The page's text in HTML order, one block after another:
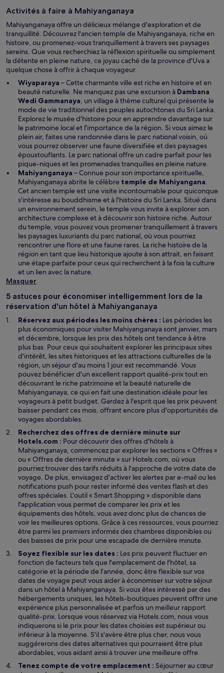
n
ê
t
r
e
n
n
o
u
v
e
l
l
e
f
e
n
ê
t
r
e
Activités à faire à Mahiyanganaya
Mahiyanganaya offre un délicieux mélange d'exploration et de
tranquillité. Découvrez l'ancien temple de Mahiyanganaya, riche en
histoire, ou promenez-vous tranquillement à travers ses paysages
sereins. Que vous recherchiez la réflexion spirituelle ou simplement
la détente en pleine nature, ce joyau caché de la province d'Uva a
quelque chose à offrir à chaque voyageur.
Wiyaparaya – Cette charmante ville est riche en histoire et en
beauté naturelle. Ne manquez pas une excursion à Dambana
Wedi Gammanaya, un village à thème culturel qui présente le
mode de vie traditionnel des peuples autochtones du Sri Lanka.
Explorez le musée d'histoire pour en apprendre davantage sur
le patrimoine local et l'importance de la région. Si vous aimez le
plein air, faites une randonnée dans le parc national voisin, où
vous pourrez observer une faune diversifiée et des paysages
époustouflants. Le parc national offre un cadre parfait pour les
pique-niques et les promenades tranquilles en pleine nature.
Mahiyanganaya – Connue pour son importance spirituelle,
Mahiyanganaya abrite le célèbre temple de Mahiyangana.
Cet ancien temple est une visite incontournable pour quiconque
s'intéresse au bouddhisme et à l'histoire du Sri Lanka. Situé dans
un environnement serein, le temple vous invite à explorer son
architecture complexe et à découvrir son histoire riche. Autour
du temple, vous pouvez vous promener tranquillement à travers
les paysages luxuriants du parc national, où vous pourriez
rencontrer une flore et une faune rares. La riche histoire de la
région en tant que lieu historique ajoute à son attrait, en faisant
une étape parfaite pour ceux qui recherchent à la fois la culture
et un lien avec la nature.
Masquer
5 astuces pour économiser intelligemment lors de la
réservation d'un hôtel à Mahiyanganaya
Réservez aux périodes les moins chères : Les périodes les
plus économiques pour visiter Mahiyanganaya sont janvier, mars
et décembre, lorsque les prix des hôtels ont tendance à être
plus bas. Pour ceux qui souhaitent explorer les principaux sites
d'intérêt, les sites historiques et les attractions culturelles de la
région, un séjour d'au moins 1 jour est recommandé. Vous
pouvez bénéficier d'un excellent rapport qualité-prix tout en
découvrant le riche patrimoine et la beauté naturelle de
Mahiyanganaya, ce qui en fait une destination idéale pour les
voyageurs à petit budget. Gardez à l'esprit que les prix peuvent
baisser pendant ces mois, offrant encore plus d'opportunités de
voyages abordables.
Recherchez des offres de dernière minute sur
Hotels.com : Pour découvrir des offres d'hôtels à
Mahiyanganaya, commencez par explorer les sections « Offres »
ou « Offres de dernière minute » sur Hotels.com, où vous
pourriez trouver des tarifs réduits à l'approche de votre date de
voyage. De plus, envisagez d'activer les alertes par e-mail ou les
notifications push pour rester informé des ventes flash et des
offres spéciales. L'outil « Smart Shopping » disponible dans
l'application vous permet de comparer les prix et les
équipements des hôtels, vous avez donc plus de chances de
voir les meilleures options. Grâce à ces ressources, vous pourriez
être parmi les premiers informés des chambres disponibles ou
des baisses de prix pour une escapade de dernière minute.
Soyez flexible sur les dates : Les prix peuvent fluctuer en
fonction de facteurs tels que l'emplacement de l'hôtel, sa
catégorie et la période de l'année, donc être flexible sur vos
dates de voyage peut vous aider à économiser sur votre séjour
dans un hôtel à Mahiyanganaya. Si vous êtes intéressé par des
hébergements uniques, les hôtels-boutiques peuvent offrir une
expérience plus personnalisée et parfois un meilleur rapport
qualité-prix. Lorsque vous réservez via Hotels.com, nous vous
indiquerons si le prix pour les dates choisies est supérieur ou
inférieur à la moyenne. S'il s'avère être plus cher, nous vous
suggérerons des dates alternatives qui pourraient être plus
abordables, vous aidant ainsi à trouver une meilleure offre.
Tenez compte de votre emplacement : Séjourner au cœur